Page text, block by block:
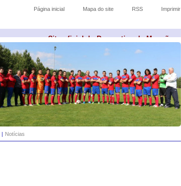
Site oficial do Desportivo de Monção
| Notícias
Página inicial Mapa do site RSS Imprimir